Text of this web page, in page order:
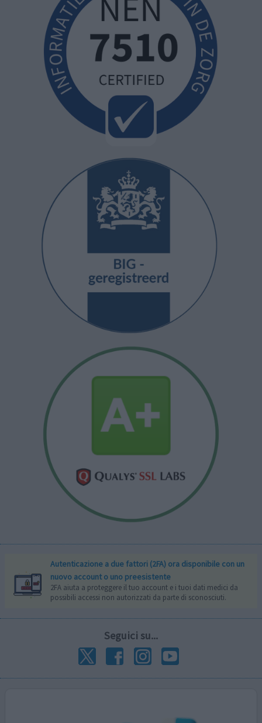
Autenticazione a due fattori (2FA) ora disponibile con un
nuovo account o uno preesistente
2FA aiuta a proteggere il tuo account e i tuoi dati medici da
possibili accessi non autorizzati da parte di sconosciuti.
Seguici su...